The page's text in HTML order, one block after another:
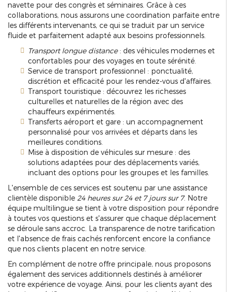
navette pour des congrès et séminaires. Grâce à ces
collaborations, nous assurons une coordination parfaite entre
les différents intervenants, ce qui se traduit par un service
fluide et parfaitement adapté aux besoins professionnels.
Transport longue distance: des véhicules modernes et
confortables pour des voyages en toute sérénité.
Service de transport professionnel : ponctualité,
discrétion et efficacité pour les rendez-vous d'affaires.
Transport touristique : découvrez les richesses
culturelles et naturelles de la région avec des
chauffeurs expérimentés.
Transferts aéroport et gare : un accompagnement
personnalisé pour vos arrivées et départs dans les
meilleures conditions.
Mise à disposition de véhicules sur mesure : des
solutions adaptées pour des déplacements variés,
incluant des options pour les groupes et les familles.
L'ensemble de ces services est soutenu par une assistance
clientèle disponible 24 heures sur 24 et 7 jours sur 7. Notre
équipe multilingue se tient à votre disposition pour répondre
à toutes vos questions et s'assurer que chaque déplacement
se déroule sans accroc. La transparence de notre tarification
et l'absence de frais cachés renforcent encore la confiance
que nos clients placent en notre service.
En complément de notre offre principale, nous proposons
également des services additionnels destinés à améliorer
votre expérience de voyage. Ainsi, pour les clients ayant des